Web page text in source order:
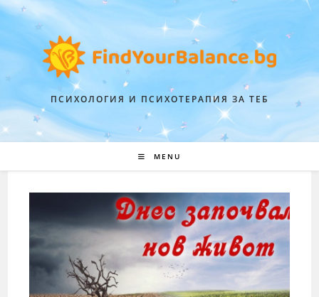
ПСИХОЛОГИЯ И ПСИХОТЕРАПИЯ ЗА ТЕБ
MENU